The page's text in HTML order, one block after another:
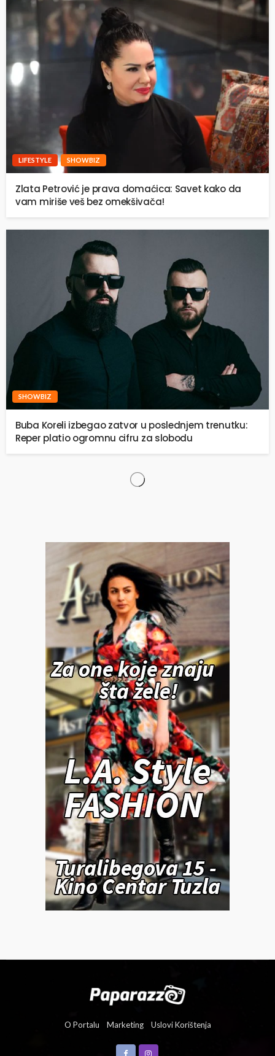
LIFESTYLE SHOWBIZ
Zlata Petrović je prava domaćica: Savet kako da
vam miriše veš bez omekšivača!
SHOWBIZ
Buba Koreli izbegao zatvor u poslednjem trenutku:
Reper platio ogromnu cifru za slobodu
O Portalu Marketing Uslovi Korištenja